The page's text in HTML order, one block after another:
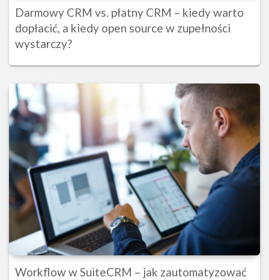
Darmowy CRM vs. płatny CRM – kiedy warto
dopłacić, a kiedy open source w zupełności
wystarczy?
Workflow w SuiteCRM – jak zautomatyzować